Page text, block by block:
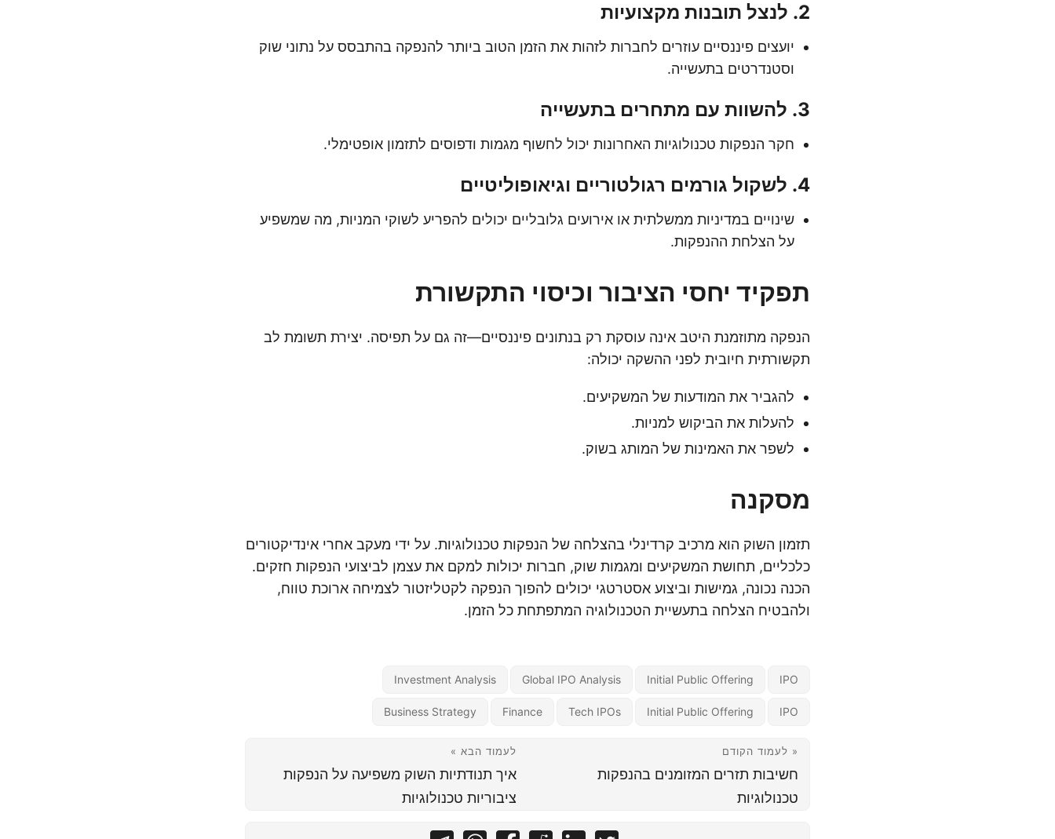
2. לנצל תובנות מקצועיות
יועצים פיננסיים עוזרים לחברות לזהות את הזמן הטוב ביותר להנפקה בהתבסס על נתוני שוק
וסטנדרטים בתעשייה.
3. להשוות עם מתחרים בתעשייה
חקר הנפקות טכנולוגיות האחרונות יכול לחשוף מגמות ודפוסים לתזמון אופטימלי.
4. לשקול גורמים רגולטוריים וגיאופוליטיים
שינויים במדיניות ממשלתית או אירועים גלובליים יכולים להפריע לשוקי המניות, מה שמשפיע
על הצלחת ההנפקות.
תפקיד יחסי הציבור וכיסוי התקשורת
הנפקה מתוזמנת היטב אינה עוסקת רק בנתונים פיננסיים—זה גם על תפיסה. יצירת תשומת לב
תקשורתית חיובית לפני ההשקה יכולה:
להגביר את המודעות של המשקיעים.
להעלות את הביקוש למניות.
לשפר את האמינות של המותג בשוק.
מסקנה
תזמון השוק הוא מרכיב קרדינלי בהצלחה של הנפקות טכנולוגיות. על ידי מעקב אחרי אינדיקטורים
כלכליים, תחושת המשקיעים ומגמות שוק, חברות יכולות למקם את עצמן לביצועי הנפקות חזקים.
הכנה נכונה, גמישות וביצוע אסטרטגי יכולים להפוך הנפקה לקטליזטור לצמיחה ארוכת טווח,
ולהבטיח הצלחה בתעשיית הטכנולוגיה המתפתחת כל הזמן.
IPO
Initial Public Offering
Global IPO Analysis
Investment Analysis
IPO
Initial Public Offering
Tech IPOs
Finance
Business Strategy
« לעמוד הקודם
חשיבות תזרים המזומנים בהנפקות
טכנולוגיות
לעמוד הבא »
איך תנודתיות השוק משפיעה על הנפקות
ציבוריות טכנולוגיות